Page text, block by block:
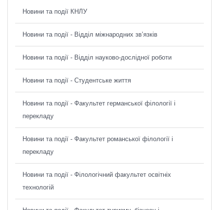
Новини та події КНЛУ
Новини та події - Відділ міжнародних зв’язків
Новини та події - Відділ науково-дослідної роботи
Новини та події - Студентське життя
Новини та події - Факультет германської філології і
перекладу
Новини та події - Факультет романської філології і
перекладу
Новини та події - Філологічний факультет освітніх
технологій